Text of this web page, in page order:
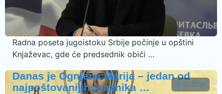
Radna poseta jugoistoku Srbije počinje u opštini
Knjaževac, gde će predsednik obići …
30.07.2026.
Danas je Ognjena Marija – jedan od
najpoštovanijih praznika …